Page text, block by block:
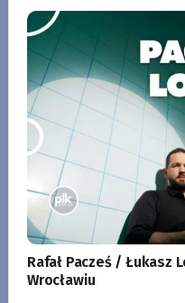
Rafał Pacześ / Łukasz
Wrocławiu